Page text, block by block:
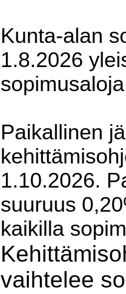
Kunta-alan
1.8.2026
Paikallinen
1.10.2026.
suuruus
kaikilla
vaihtelee